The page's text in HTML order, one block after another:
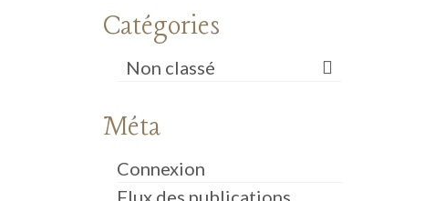
Catégories
Non classé
Méta
Connexion
Flux des publications